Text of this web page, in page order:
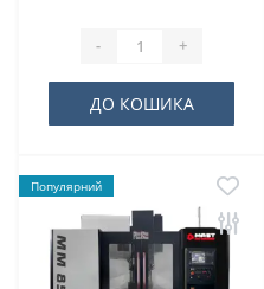
- +
ДО КОШИКА
Популярний